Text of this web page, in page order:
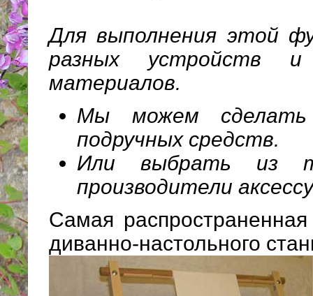
Для выполнения этой
разных устройств и
материалов.
Мы можем сделать
подручных средств.
Или выбрать из
производители
Самая
диванно-настольного